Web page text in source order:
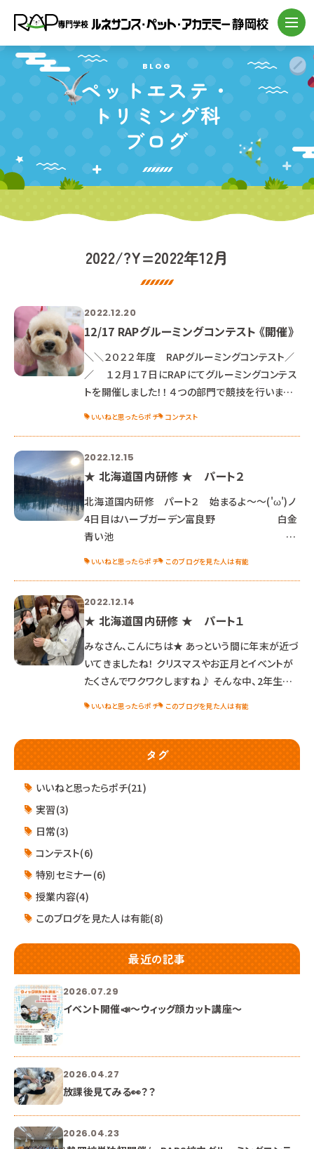
BLOG
ペットエステ・
トリミング科
ブログ
2022/?Y=2022年12月
2022.12.20
12/17 RAPグルーミングコンテスト 《開催》
＼＼２０２２年度 RAPグルーミングコンテスト／
／ １２月１７日にRAPにてグルーミングコンテス
トを開催しました！！ ４つの部門で競技を行いまし
にとっては、最後の校内コンテスト。 それぞれの思
いを胸にコンテストに挑みました！！ １．ケネル＆ラ
ム クラス ケネル＝犬舎 ラム＝仔羊 を
意味し、 プードルの基本と
いいねと思ったらポチ コンテスト
2022.12.15
★ 北海道国内研修 ★ パート２
北海道国内研修 パート２ 始まるよ～～('ω')ノ
4日目はハーブガーデン富良野 白金
青い池
♡ また、札幌市在住フォトグラファーの田中ゆきさ
んより 「写真の撮り方」講座を受講しました★ トリ
マーさんにとって写真を撮ることはワンちゃんの魅
力をアップさせるための 大切なスキル！！ ぜひ、実
いいねと思ったらポチ このブログを見た人は有能
2022.12.14
★ 北海道国内研修 ★ パート１
みなさん、こんにちは★ あっという間に年末が近づ
いてきましたね！ クリスマスやお正月とイベントが
たくさんでワクワクしますね♪ そんな中、2年生が
見学しました。 この施設は、犬のリハビリやフィット
ネス、幼稚園、トリミングサロンなどの様々サービス
を行っています。 代表である橘様から 施設見学、元
いいねと思ったらポチ このブログを見た人は有能
タグ
いいねと思ったらポチ(21)
実習(3)
日常(3)
コンテスト(6)
特別セミナー(6)
授業内容(4)
このブログを見た人は有能(8)
最近の記事
2026.07.29
イベント開催📣～ウィッグ顔カット講座～
2026.04.27
放課後見てみる👀？？
2026.04.23